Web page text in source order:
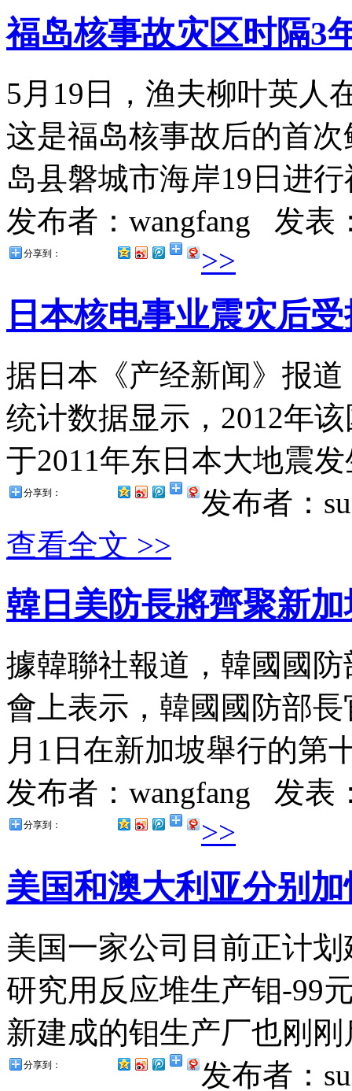
福岛核事故灾区时隔3
5月19日，渔夫柳叶英人
这是福岛核事故后的首
岛县磐城市海岸19日进
发布者：wangfang
发表
分享到： >>
日本核电事业震灾后
据日本《产经新闻》报
统计数据显示，2012年
于2011年东日本大地震
发布者：
分享到：
查看全文 >>
韓日美防長將齊聚新
據韓聯社報道，韓國國
會上表示，韓國國防部
月1日在新加坡舉行的第
发布者：wangfang
发表
分享到： >>
美国和澳大利亚分别
美国一家公司目前正计
研究用反应堆生产钼-99
新建成的钼生产厂也刚
发布者：
分享到：